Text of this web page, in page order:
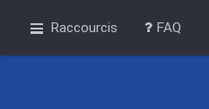
Raccourcis FAQ